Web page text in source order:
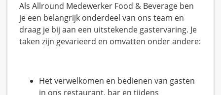
Als Allround Medewerker Food & Beverage ben
je een belangrijk onderdeel van ons team en
draag je bij aan een uitstekende gastervaring. Je
taken zijn gevarieerd en omvatten onder andere:
Het verwelkomen en bedienen van gasten
in ons restaurant, bar en tijdens